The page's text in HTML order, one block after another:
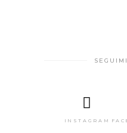
INSTAGRAM